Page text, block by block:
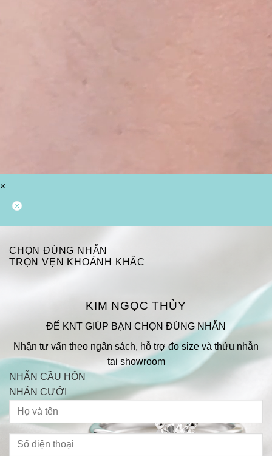
×
CHỌN ĐÚNG NHẪN
TRỌN VẸN KHOẢNH KHẮC
KIM NGỌC THỦY
ĐỂ KNT GIÚP BẠN CHỌN ĐÚNG NHẪN
Nhận tư vấn theo ngân sách, hỗ trợ đo size và thửu nhẫn
tại showroom
NHẪN CẦU HÔN
NHẪN CƯỚI